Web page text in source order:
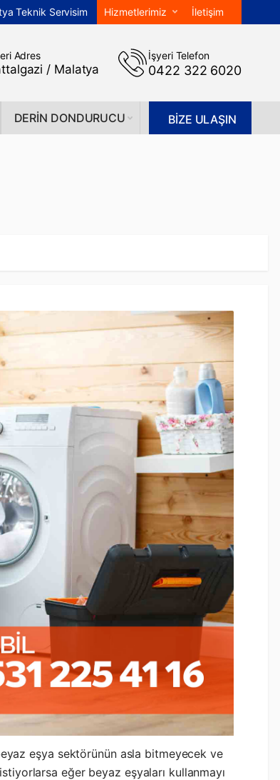
Teknik Servisim Hizmetlerimiz İletişim
DERIN DONDURUCU BİZE ULAŞIN
Adres
/ Malatya
İşyeri Telefon
0422 322 6020
eşya sektörünün asla bitmeyecek ve
eğer beyaz eşyaları kullanmayı